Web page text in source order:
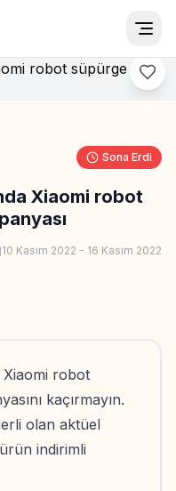
Sona Erdi
Xiaomi robot
10 Kasım 2022 - 16 Kasım 2022
Xiaomi robot
kaçırmayın.
olan aktüel
indirimli